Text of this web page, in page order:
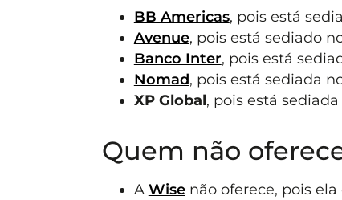
BB Americas, pois está
Avenue, pois está sediado
Banco Inter, pois está
Nomad, pois está sediada
XP Global, pois está sediada
Quem não
A Wisenão oferece, pois ela